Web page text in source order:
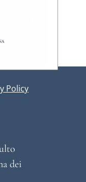
Policy
dei